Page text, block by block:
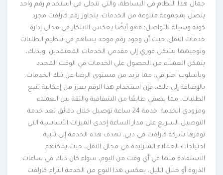
جمال هذا النظام في البساطة، والتي تتجلى في استخدام رقم واحد
يتصل بمجموعة متنوعة من الخدمات. يتجاوز رقم كارلفت مجرد
كونه وسيلة للتواصل؛ فهو أيضًا يعكس الابتكار في مجال إدارة
خدمات النقل. حيث أن وجود رقم موحد يساهم في تنظيم الطلبات
وتوجيهها بشكل فوري إلى مقدمي الخدمات المعتمدين. وبذلك،
يتمكن العملاء من الحصول على الخدمات في الوقت المحدد
وبأسلوب احترافي، مما يزيد من مستوى الرضا عن تلك الخدمات.
بالإضافة إلى ذلك، فإن استخدام هذا الرقم يعزز من إمكانية تتبع
الطلبات، مما يضفي طابعًا من الشفافية والثقة بين العملاء
ومزودي الخدمة. خدمة 24 ساعة توصيل خلال دقائق تعد خدمة
التوصيل السريع على مدار الساعة إحدى الميزات الأساسية التي
توفرها شركة كارلفت في دبي. تهدف هذه الخدمة إلى تلبية
احتياجات العملاء المتزايدة في مجال النقل، حيث يمكنهم
الاستفادة منها في أي وقت من اليوم، سواء كان ذلك في ساعات
الذروة أو خلال الليل. يعكس هذا النوع من الخدمة التزام كارلفت